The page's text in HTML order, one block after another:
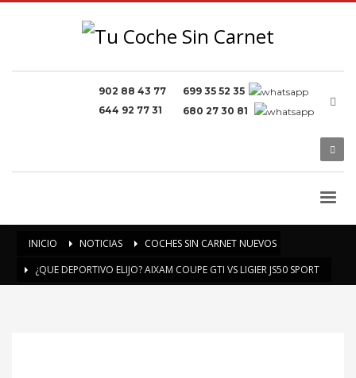
902 88 43 77
644 92 77 31
699 35 52 35
680 27 30 81
INICIO NOTICIAS
COCHES SIN CARNET NUEVOS
¿QUE DEPORTIVO ELIJO? AIXAM COUPE GTI VS LIGIER JS50 SPORT